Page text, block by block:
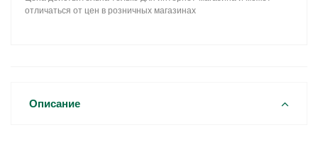
отличаться от цен в розничных магазинах
Описание